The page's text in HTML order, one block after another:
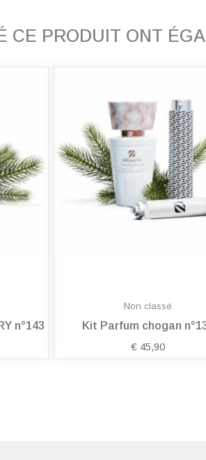
CE PRODUIT ONT
n°143
Non classé
Kit Parfum chogan
€ 45,90